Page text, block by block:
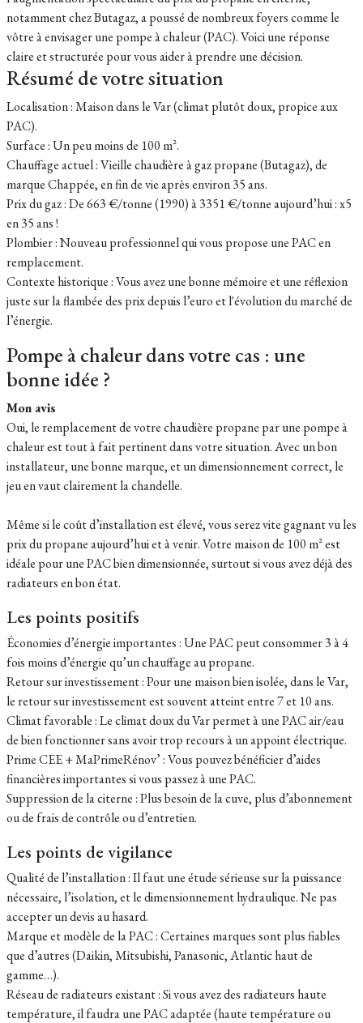
notamment chez Butagaz, a poussé de nombreux foyers comme le
vôtre à envisager une pompe à chaleur (PAC). Voici une réponse
claire et structurée pour vous aider à prendre une décision.
Résumé de votre situation
Localisation : Maison dans le Var (climat plutôt doux, propice aux
PAC).
Surface : Un peu moins de 100 m².
Chauffage actuel : Vieille chaudière à gaz propane (Butagaz), de
marque Chappée, en fin de vie après environ 35 ans.
Prix du gaz : De 663 €/tonne (1990) à 3351 €/tonne aujourd’hui : x5
en 35 ans !
Plombier : Nouveau professionnel qui vous propose une PAC en
remplacement.
Contexte historique : Vous avez une bonne mémoire et une réflexion
juste sur la flambée des prix depuis l’euro et l'évolution du marché de
l’énergie.
Pompe à chaleur dans votre cas : une
bonne idée ?
Mon avis
Oui, le remplacement de votre chaudière propane par une pompe à
chaleur est tout à fait pertinent dans votre situation. Avec un bon
installateur, une bonne marque, et un dimensionnement correct, le
jeu en vaut clairement la chandelle.
Même si le coût d’installation est élevé, vous serez vite gagnant vu les
prix du propane aujourd’hui et à venir. Votre maison de 100 m² est
idéale pour une PAC bien dimensionnée, surtout si vous avez déjà des
radiateurs en bon état.
Les points positifs
Économies d’énergie importantes : Une PAC peut consommer 3 à 4
fois moins d’énergie qu’un chauffage au propane.
Retour sur investissement : Pour une maison bien isolée, dans le Var,
le retour sur investissement est souvent atteint entre 7 et 10 ans.
Climat favorable : Le climat doux du Var permet à une PAC air/eau
de bien fonctionner sans avoir trop recours à un appoint électrique.
Prime CEE + MaPrimeRénov’ : Vous pouvez bénéficier d’aides
financières importantes si vous passez à une PAC.
Suppression de la citerne : Plus besoin de la cuve, plus d’abonnement
ou de frais de contrôle ou d’entretien.
Les points de vigilance
Qualité de l’installation : Il faut une étude sérieuse sur la puissance
nécessaire, l’isolation, et le dimensionnement hydraulique. Ne pas
accepter un devis au hasard.
Marque et modèle de la PAC : Certaines marques sont plus fiables
que d’autres (Daikin, Mitsubishi, Panasonic, Atlantic haut de
gamme…).
Réseau de radiateurs existant : Si vous avez des radiateurs haute
température, il faudra une PAC adaptée (haute température ou